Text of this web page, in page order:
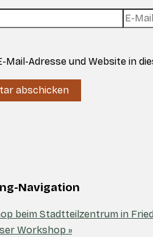
E-
Mail-
Mail-Adresse und Website in
Navigation
beim Stadtteilzentrum in
Workshop »